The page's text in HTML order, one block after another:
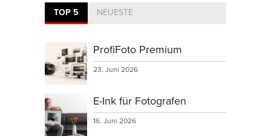
TOP 5 NEUESTE
ProfiFoto Premium
23. Juni 2026
E-Ink für Fotografen
16. Juni 2026